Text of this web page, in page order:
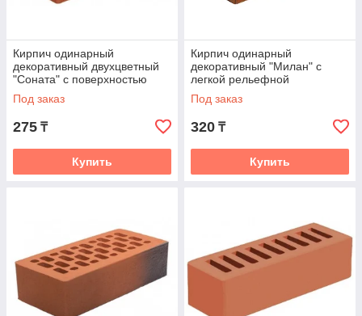
Кирпич одинарный
декоративный двухцветный
"Соната" с поверхностью
Риф М175. Россия Цена по
запросу
Под заказ
275 ₸
Купить
Кирпич одинарный
декоративный "Милан" с
легкой рельефной
поверхностью для баварской
кладки М175. Россия
Под заказ
320 ₸
Купить